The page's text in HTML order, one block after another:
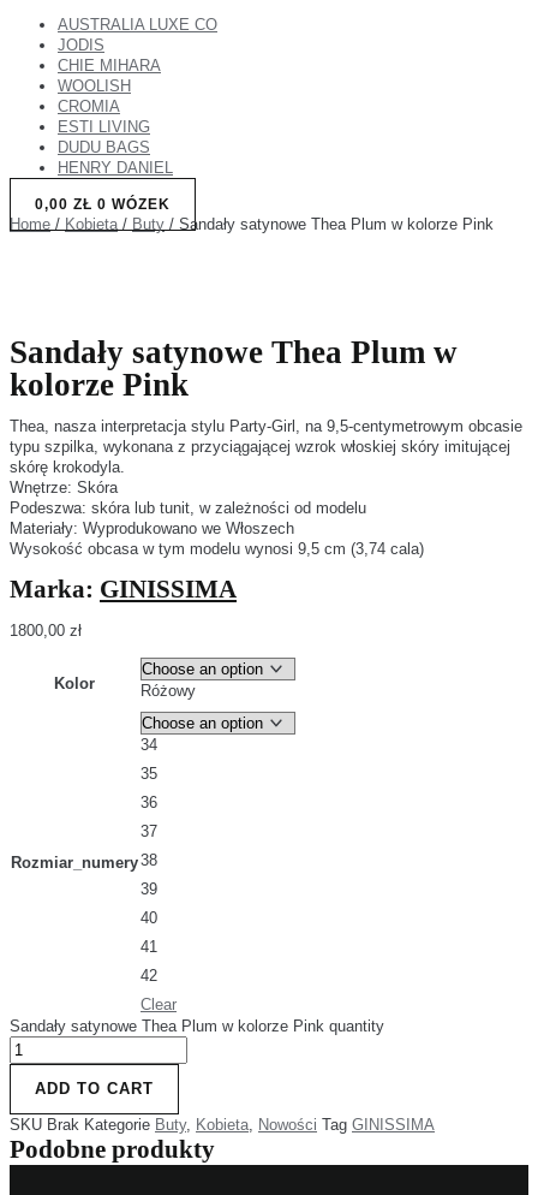
AUSTRALIA LUXE CO
JODIS
CHIE MIHARA
WOOLISH
CROMIA
ESTI LIVING
DUDU BAGS
HENRY DANIEL
0,00 ZŁ 0 WÓZEK
Home / Kobieta / Buty / Sandały satynowe Thea Plum w kolorze Pink
Sandały satynowe Thea Plum w
kolorze Pink
Thea, nasza interpretacja stylu Party-Girl, na 9,5-centymetrowym obcasie
typu szpilka, wykonana z przyciągającej wzrok włoskiej skóry imitującej
skórę krokodyla.
Wnętrze: Skóra
Podeszwa: skóra lub tunit, w zależności od modelu
Materiały: Wyprodukowano we Włoszech
Wysokość obcasa w tym modelu wynosi 9,5 cm (3,74 cala)
Marka: GINISSIMA
1800,00 zł
Kolor Różowy
Rozmiar_numery
34
35
36
37
38
39
40
41
42
Clear
Sandały satynowe Thea Plum w kolorze Pink quantity
ADD TO CART
SKU Brak Kategorie Buty, Kobieta Nowości Tag GINISSIMA
Podobne produkty